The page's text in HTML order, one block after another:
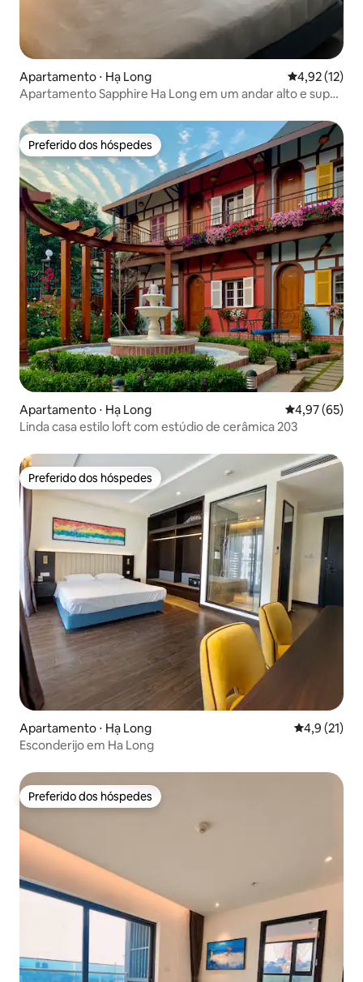
Apartamento ⋅ Hạ Long 4,92 de uma
4,92 (12)
Apartamento Sapphire Ha Long em um andar alto e super
Preferido dos hóspedes
Preferido dos hóspedes
Apartamento ⋅ Hạ Long 4,97 de uma
4,97 (65)
Linda casa estilo loft com estúdio de cerâmica 203
Preferido dos hóspedes
Preferido dos hóspedes
Apartamento ⋅ Hạ Long 4,9 de uma
4,9 (21)
Esconderijo em Ha Long
Preferido dos hóspedes
Preferido dos hóspedes